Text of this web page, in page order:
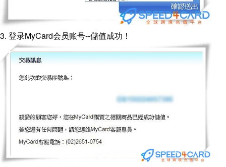
3. 登录MyCard会员账号--儲值成功！